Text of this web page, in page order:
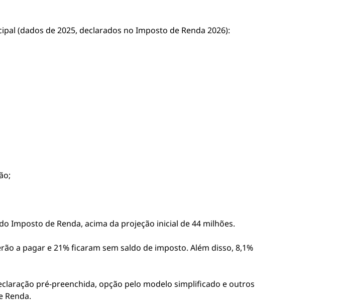
(dados de 2025, declarados no Imposto de Renda 2026):
Imposto de Renda, acima da projeção inicial de 44 milhões.
a pagar e 21% ficaram sem saldo de imposto. Além disso, 8,1%
pré-preenchida, opção pelo modelo simplificado e outros
Renda.